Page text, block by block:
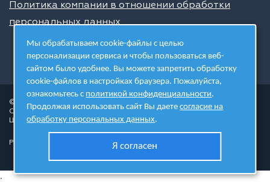
Политика компании в отношении обработки
персональных данных
© 2026 ШЦТ
Сеть центров молодёжного инновационного творчества
Школа цифровых технологий
Разработано в студии
.
Мы обрабатываем cookie-файлы с целью
персонализации сервиса и чтобы пользоваться веб-
сайтом было удобнее. Вы можете запретить обработку
cookie-файлов в настройках браузера. Пожалуйста,
ознакомьтесь с политикой конфиденциальности.
Продолжая использовать сайт Вы даетесогласие на
обработку персональных данных.
Я согласен